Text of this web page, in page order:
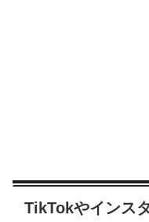
TikTokやインス